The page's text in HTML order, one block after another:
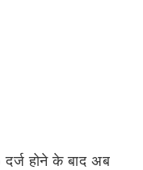
होने के बाद अब